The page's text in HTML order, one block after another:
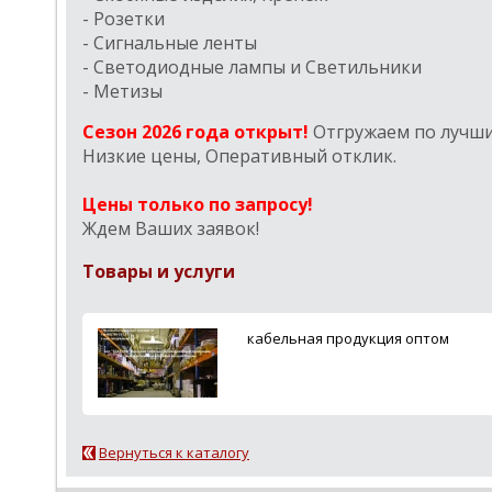
- Розетки
- Сигнальные ленты
- Светодиодные лампы и Светильники
- Метизы
Сезон 2026 года открыт! Отгружаем по
Низкие цены, Оперативный отклик.
Цены только по запросу!
Ждем Ваших заявок!
Товары и услуги
кабельная продукция оптом
Вернуться к каталогу